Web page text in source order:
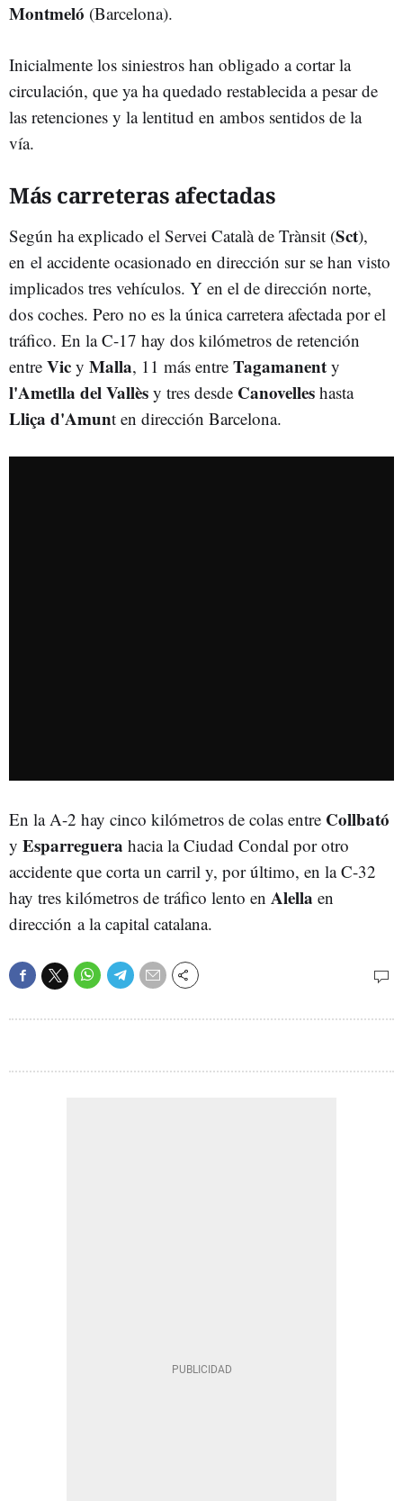
Montmeló (Barcelona).
Inicialmente los siniestros han obligado a cortar la
circulación, que ya ha quedado restablecida a pesar de
las retenciones y la lentitud en ambos sentidos de la
vía.
Más carreteras afectadas
Según ha explicado el Servei Català de Trànsit (Sct),
en el accidente ocasionado en dirección sur se han visto
implicados tres vehículos. Y en el de dirección norte,
dos coches. Pero no es la única carretera afectada por el
tráfico. En la C-17 hay dos kilómetros de retención
entre Vic y Malla, 11 más entre Tagamanent y
l'Ametlla del Vallès y tres desde Canovelles hasta
Lliça d'Amunt en dirección Barcelona.
En la A-2 hay cinco kilómetros de colas entre Collbató
y Esparreguera hacia la Ciudad Condal por otro
accidente que corta un carril y, por último, en la C-32
hay tres kilómetros de tráfico lento en Alella en
dirección a la capital catalana.